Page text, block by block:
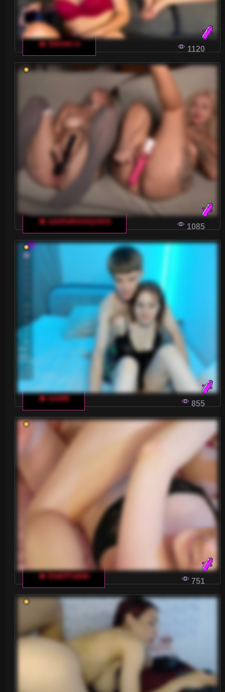
🔥 Sinner-s
1120
🔥 sashahoneyvice
1085
🔥 svettt
855
🔥 DablTrable
751